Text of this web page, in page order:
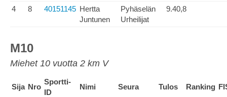
4 8 40151145 Hertta
Juntunen
Pyhäselän
Urheilijat
9.40,8
M10
Miehet 10 vuotta 2 km V
Sija Nro
Sportti-
ID
Nimi Seura Tulos Ranking